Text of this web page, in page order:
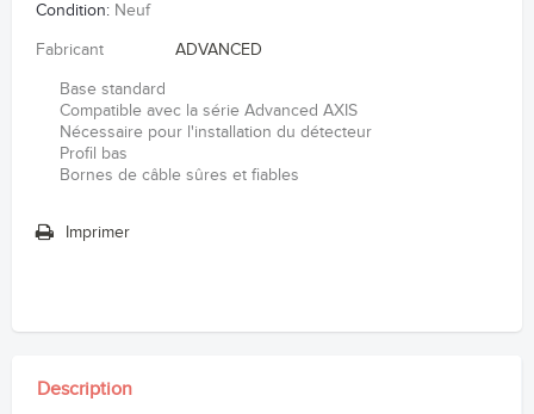
Condition: Neuf
Fabricant ADVANCED
Base standard
Compatible avec la série Advanced AXIS
Nécessaire pour l'installation du détecteur
Profil bas
Bornes de câble sûres et fiables
Imprimer
Description